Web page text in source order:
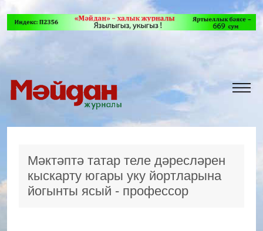
Мәктәптә татар теле дәресләрен
кыскарту югары уку йортларына
йогынты ясый - профессор